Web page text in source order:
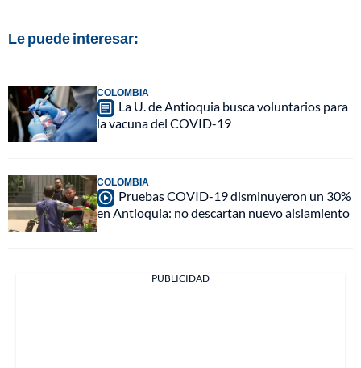
Le puede interesar:
COLOMBIA
La U. de Antioquia busca voluntarios para
la vacuna del COVID-19
COLOMBIA
Pruebas COVID-19 disminuyeron un 30%
en Antioquia: no descartan nuevo aislamiento
PUBLICIDAD